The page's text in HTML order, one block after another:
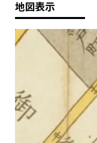
地図表示